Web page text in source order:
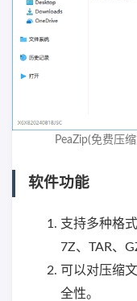
PeaZip(免费压
软件功能
支持多种格
7Z、TAR、
可以对压缩
全性。